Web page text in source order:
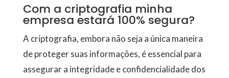
Com a criptografia minha
empresa estará 100% segura?
A criptografia, embora não seja a única maneira
de proteger suas informações, é essencial para
assegurar a integridade e confidencialidade dos